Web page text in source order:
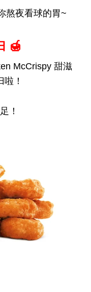
熬夜看球的胃~
🍯
McCrispy 甜滋
！
！